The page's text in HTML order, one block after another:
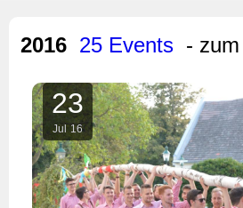
2016 25 Events -
23
Jul 16